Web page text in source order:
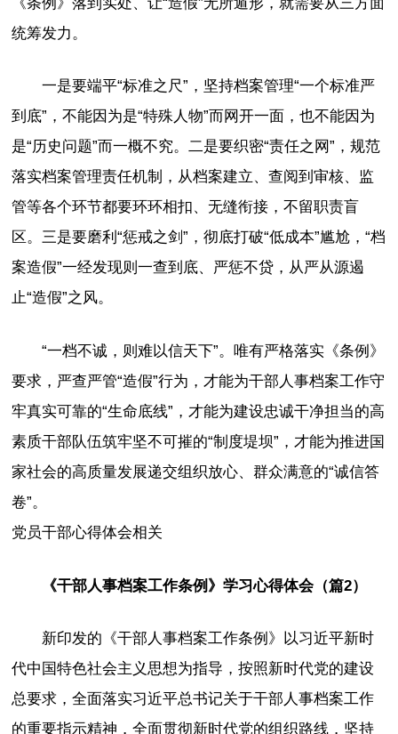
统筹发力。
一是要端平“标准之尺”，坚持档案管理“一个标准严
到底”，不能因为是“特殊人物”而网开一面，也不能因为
是“历史问题”而一概不究。二是要织密“责任之网”，规范
落实档案管理责任机制，从档案建立、查阅到审核、监
管等各个环节都要环环相扣、无缝衔接，不留职责盲
区。三是要磨利“惩戒之剑”，彻底打破“低成本”尴尬，“档
案造假”一经发现则一查到底、严惩不贷，从严从源遏
止“造假”之风。
“一档不诚，则难以信天下”。唯有严格落实《条例》
要求，严查严管“造假”行为，才能为干部人事档案工作守
牢真实可靠的“生命底线”，才能为建设忠诚干净担当的高
素质干部队伍筑牢坚不可摧的“制度堤坝”，才能为推进国
家社会的高质量发展递交组织放心、群众满意的“诚信答
卷”。
党员干部心得体会相关
《干部人事档案工作条例》学习心得体会（篇2）
新印发的《干部人事档案工作条例》以习近平新时
代中国特色社会主义思想为指导，按照新时代党的建设
总要求，全面落实习近平总书记关于干部人事档案工作
的重要指示精神，全面贯彻新时代党的组织路线，坚持